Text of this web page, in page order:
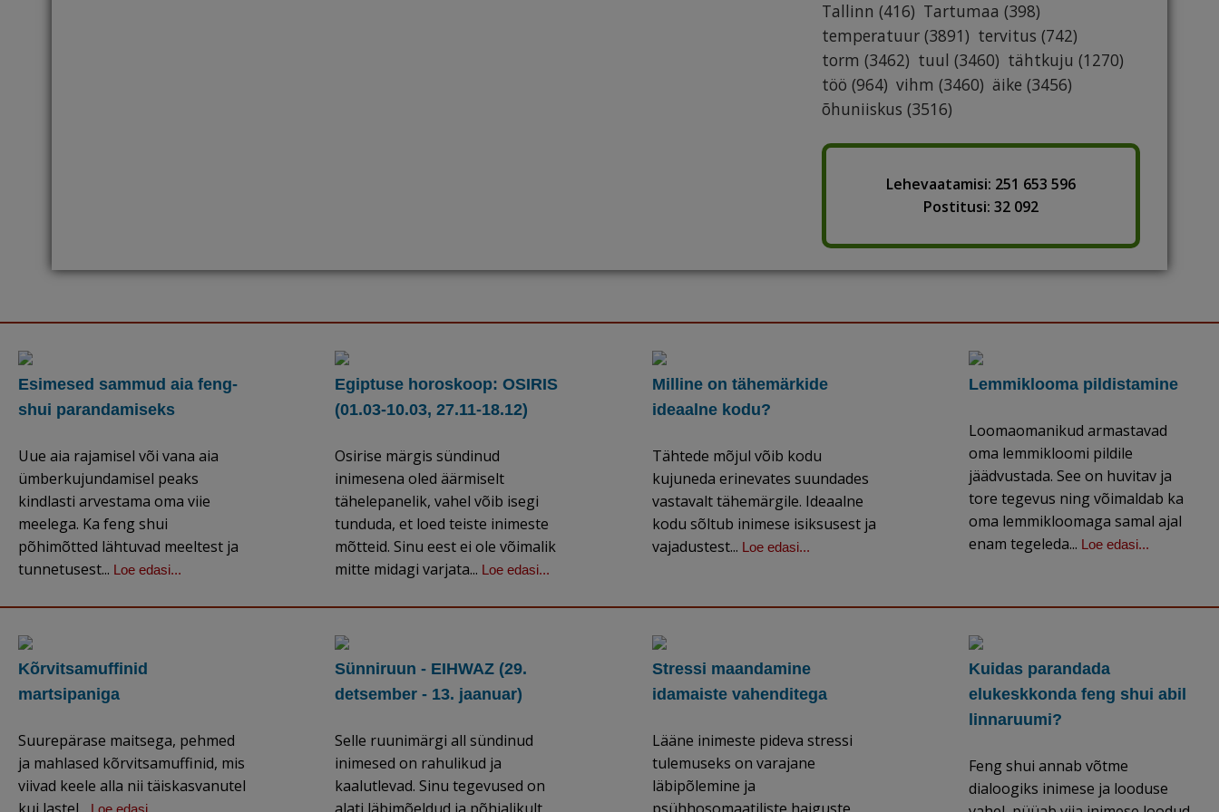
Tallinn (416) Tartumaa (398)
temperatuur (3891) tervitus (742)
torm (3462) tuul (3460) tähtkuju (1270)
töö (964) vihm (3460) äike (3456)
õhuniiskus (3516)
Lehevaatamisi: 251 653 596
Postitusi: 32 092
Esimesed sammud aia feng-
shui parandamiseks
Uue aia rajamisel või vana aia
ümberkujundamisel peaks
kindlasti arvestama oma viie
meelega. Ka feng shui
põhimõtted lähtuvad meeltest ja
tunnetusest... Loe edasi...
Egiptuse horoskoop: OSIRIS
(01.03-10.03, 27.11-18.12)
Osirise märgis sündinud
inimesena oled äärmiselt
tähelepanelik, vahel võib isegi
tunduda, et loed teiste inimeste
mõtteid. Sinu eest ei ole võimalik
mitte midagi varjata... Loe edasi...
Milline on tähemärkide
ideaalne kodu?
Tähtede mõjul võib kodu
kujuneda erinevates suundades
vastavalt tähemärgile. Ideaalne
kodu sõltub inimese isiksusest ja
vajadustest... Loe edasi...
Lemmiklooma pildistamine
Loomaomanikud armastavad
oma lemmikloomi pildile
jäädvustada. See on huvitav ja
tore tegevus ning võimaldab ka
oma lemmikloomaga samal ajal
enam tegeleda... Loe edasi...
Kõrvitsamuffinid
martsipaniga
Suurepärase maitsega, pehmed
ja mahlased kõrvitsamuffinid, mis
viivad keele alla nii täiskasvanutel
Sünniruun - EIHWAZ (29.
detsember - 13. jaanuar)
Selle ruunimärgi all sündinud
inimesed on rahulikud ja
kaalutlevad. Sinu tegevused on
Stressi maandamine
idamaiste vahenditega
Lääne inimeste pideva stressi
tulemuseks on varajane
läbipõlemine ja
Kuidas parandada
elukeskkonda feng shui abil
linnaruumi?
Feng shui annab võtme
dialoogiks inimese ja looduse